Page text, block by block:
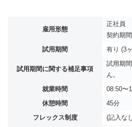
雇用形態
正社員
契約期
試用期間
有り (3
試用期間に関する補足事項
試用期
ん。
就業時間
08:50〜
休憩時間
45分
フレックス制度
(記入な